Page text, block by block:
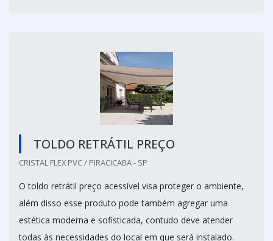
TOLDO RETRÁTIL PREÇO
CRISTAL FLEX PVC / PIRACICABA - SP
O toldo retrátil preço acessível visa proteger o ambiente,
além disso esse produto pode também agregar uma
estética moderna e sofisticada, contudo deve atender
todas às necessidades do local em que será instalado.